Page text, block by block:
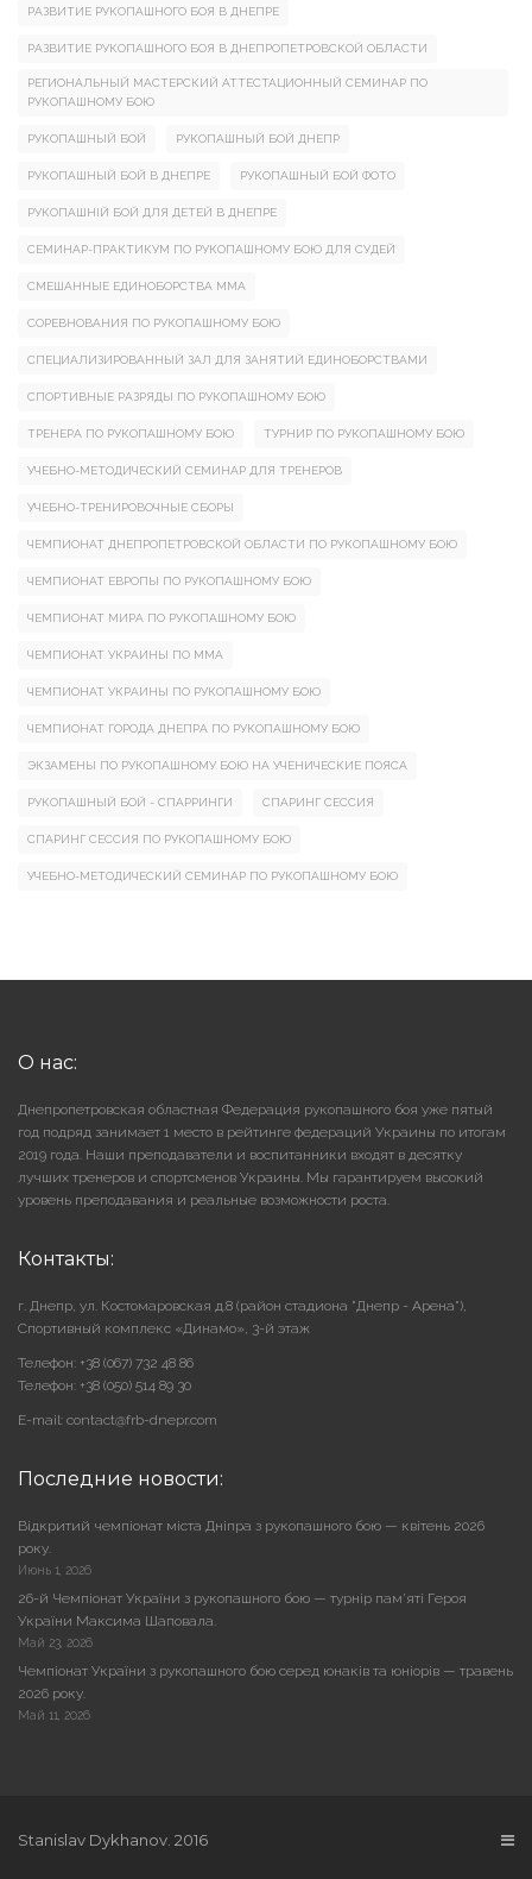
РАЗВИТИЕ РУКОПАШНОГО БОЯ В ДНЕПРЕ
РАЗВИТИЕ РУКОПАШНОГО БОЯ В ДНЕПРОПЕТРОВСКОЙ ОБЛАСТИ
РЕГИОНАЛЬНЫЙ МАСТЕРСКИЙ АТТЕСТАЦИОННЫЙ СЕМИНАР ПО
РУКОПАШНОМУ БОЮ
РУКОПАШНЫЙ БОЙ РУКОПАШНЫЙ БОЙ ДНЕПР
РУКОПАШНЫЙ БОЙ В ДНЕПРЕ РУКОПАШНЫЙ БОЙ ФОТО
РУКОПАШНІЙ БОЙ ДЛЯ ДЕТЕЙ В ДНЕПРЕ
СЕМИНАР-ПРАКТИКУМ ПО РУКОПАШНОМУ БОЮ ДЛЯ СУДЕЙ
СМЕШАННЫЕ ЕДИНОБОРСТВА ММА
СОРЕВНОВАНИЯ ПО РУКОПАШНОМУ БОЮ
СПЕЦИАЛИЗИРОВАННЫЙ ЗАЛ ДЛЯ ЗАНЯТИЙ ЕДИНОБОРСТВАМИ
СПОРТИВНЫЕ РАЗРЯДЫ ПО РУКОПАШНОМУ БОЮ
ТРЕНЕРА ПО РУКОПАШНОМУ БОЮ ТУРНИР ПО РУКОПАШНОМУ БОЮ
УЧЕБНО-МЕТОДИЧЕСКИЙ СЕМИНАР ДЛЯ ТРЕНЕРОВ
УЧЕБНО-ТРЕНИРОВОЧНЫЕ СБОРЫ
ЧЕМПИОНАТ ДНЕПРОПЕТРОВСКОЙ ОБЛАСТИ ПО РУКОПАШНОМУ БОЮ
ЧЕМПИОНАТ ЕВРОПЫ ПО РУКОПАШНОМУ БОЮ
ЧЕМПИОНАТ МИРА ПО РУКОПАШНОМУ БОЮ
ЧЕМПИОНАТ УКРАИНЫ ПО ММА
ЧЕМПИОНАТ УКРАИНЫ ПО РУКОПАШНОМУ БОЮ
ЧЕМПИОНАТ ГОРОДА ДНЕПРА ПО РУКОПАШНОМУ БОЮ
ЭКЗАМЕНЫ ПО РУКОПАШНОМУ БОЮ НА УЧЕНИЧЕСКИЕ ПОЯСА
РУКОПАШНЫЙ БОЙ - СПАРРИНГИ СПАРИНГ СЕССИЯ
СПАРИНГ СЕССИЯ ПО РУКОПАШНОМУ БОЮ
УЧЕБНО-МЕТОДИЧЕСКИЙ СЕМИНАР ПО РУКОПАШНОМУ БОЮ
О нас:
Днепропетровская областная Федерация рукопашного боя уже пятый
год подряд занимает 1 место в рейтинге федераций Украины по итогам
2019 года. Наши преподаватели и воспитанники входят в десятку
лучших тренеров и спортсменов Украины. Мы гарантируем высокий
уровень преподавания и реальные возможности роста.
Контакты:
г. Днепр, ул. Костомаровская д.8 (район стадиона "Днепр - Арена"),
Cпортивный комплекс «Динамо», 3-й этаж
Телефон: +38 (067) 732 48 86
Телефон: +38 (050) 514 89 30
E-mail: contact@frb-dnepr.com
Последние новости:
Відкритий чемпіонат міста Дніпра з рукопашного бою — квітень 2026
року.
Июнь 1, 2026
26-й Чемпіонат України з рукопашного бою — турнір пам’яті Героя
України Максима Шаповала.
Май 23, 2026
Чемпіонат України з рукопашного бою серед юнаків та юніорів — травень
2026 року.
Май 11, 2026
Stanislav Dykhanov. 2016